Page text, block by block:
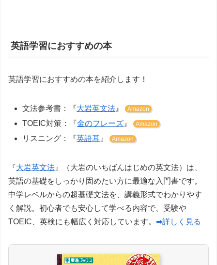
英語学習におすすめの本
英語学習におすすめの本を紹介します！
文法参考書：『大岩英文法 』 Amazon
TOEIC対策：『金のフレーズ 』 Amazon
リスニング：『英語耳 』 Amazon
『大岩英文法 』（大岩のいちばんはじめの英文法）は、
英語の基礎をしっかり固めたい方に最適な入門書です。
中学レベルからの超基礎文法を、講義形式でわかりやす
く解説。初心者でも安心して学べる内容で、受験や
TOEIC、英検にも幅広く対応しています。 ➡詳しく見る